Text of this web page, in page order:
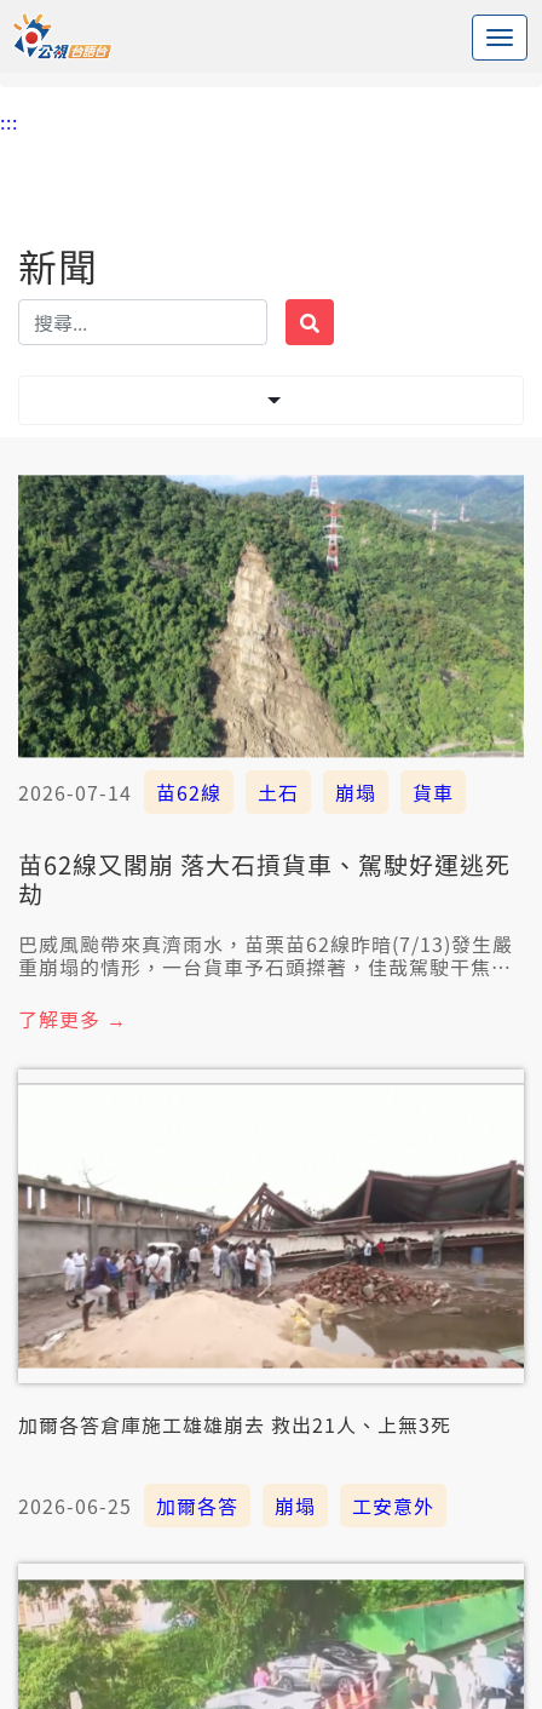
中央內容區塊
頭頁
:::
新聞
2026-07-14 苗62線 土石 崩塌 貨車
苗62線又閣崩 落大石摃貨車、駕駛好運逃死
劫
巴威風颱帶來真濟雨水，苗栗苗62線昨暗(7/13)發生嚴
重崩塌的情形，一台貨車予石頭搩著，佳哉駕駛干焦輕
底矣，希望行政院會當撥經費救災。
了解更多 →
加爾各答倉庫施工雄雄崩去 救出21人、上無3死
2026-06-25 加爾各答 崩塌 工安意外